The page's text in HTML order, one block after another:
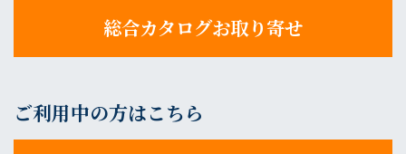
総合カタログお取り寄せ
ご利用中の方はこちら